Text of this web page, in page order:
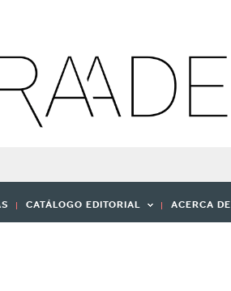
CATÁLOGO EDITORIAL ACERCA DE